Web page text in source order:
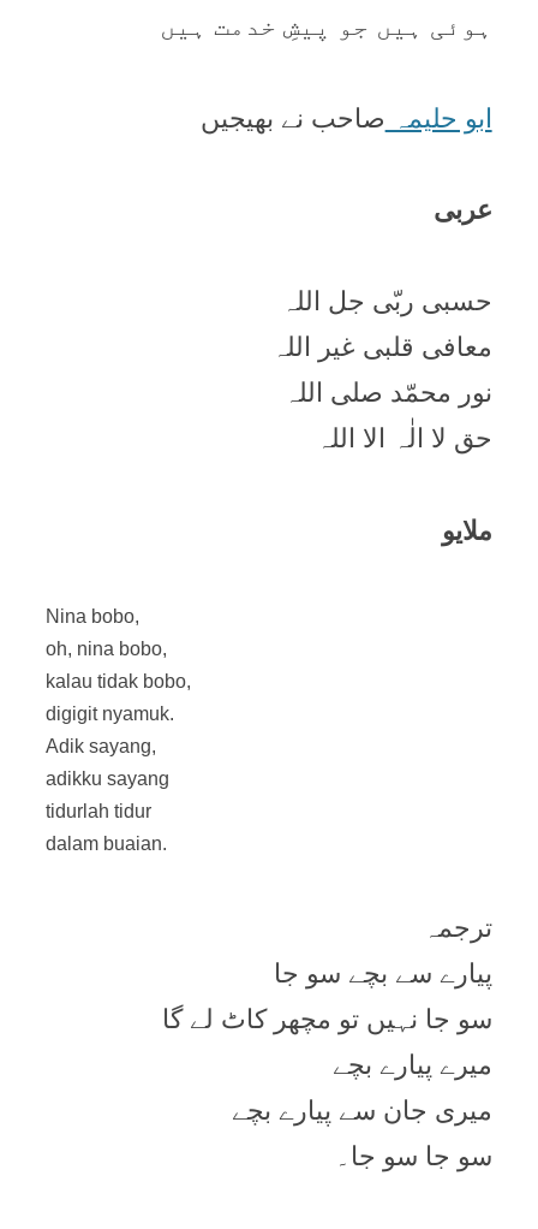
ہوئی ہیں جو پیشِ خدمت ہیں
ابو حلیمہ صاحب نے بھیجیں
عربی
حسبی ربّی جل اللہ
معافی قلبی غیر اللہ
نور محمّد صلی اللہ
حق لا الٰہ الا اللہ
ملایو
Nina bobo,
oh, nina bobo,
kalau tidak bobo,
digigit nyamuk.
Adik sayang,
adikku sayang
tidurlah tidur
dalam buaian.
ترجمہ
پیارے سے بچے سو جا
سو جا نہیں تو مچھر کاٹ لے گا
میرے پیارے بچے
میری جان سے پیارے بچے
سو جا سو جا۔